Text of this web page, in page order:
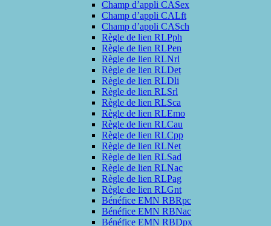
Champ d’appli CASex
Champ d’appli CALft
Champ d’appli CASch
Règle de lien RLPph
Règle de lien RLPen
Règle de lien RLNrl
Règle de lien RLDet
Règle de lien RLDli
Règle de lien RLSrl
Règle de lien RLSca
Règle de lien RLEmo
Règle de lien RLCau
Règle de lien RLCpp
Règle de lien RLNet
Règle de lien RLSad
Règle de lien RLNac
Règle de lien RLPag
Règle de lien RLGnt
Bénéfice EMN RBRpc
Bénéfice EMN RBNac
Bénéfice EMN RBDpx